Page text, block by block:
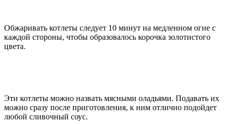
Обжаривать котлеты следует 10 минут на медленном огне с
каждой стороны, чтобы образовалось корочка золотистого
цвета.
Эти котлеты можно назвать мясными оладьями. Подавать их
можно сразу после приготовления, к ним отлично подойдет
любой сливочный соус.